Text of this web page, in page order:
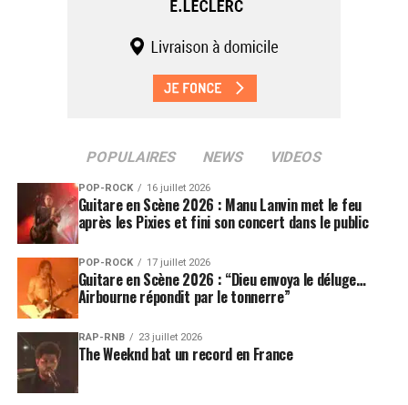
POPULAIRES NEWS VIDEOS
POP-ROCK 16 juillet 2026
Guitare en Scène 2026 : Manu Lanvin met le feu
après les Pixies et fini son concert dans le public
POP-ROCK 17 juillet 2026
Guitare en Scène 2026 : “Dieu envoya le déluge…
Airbourne répondit par le tonnerre”
RAP-RNB 23 juillet 2026
The Weeknd bat un record en France